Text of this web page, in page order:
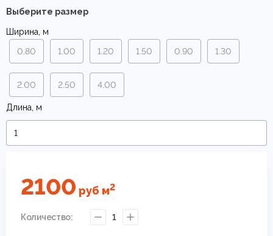
Выберите размер
Ширина, м
0.80
1.00 1.20 1.50 0.90 1.30
2.00 2.50 4.00
Длина, м
2100 руб м2
Количество: 1